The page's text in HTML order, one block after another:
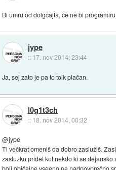
Bi umru od dolgcajta, ce ne bi
jype
:: 17. nov 2014, 23:44
Ja, sej zato je pa to tolk plačan.
l0g1t3ch
:: 18. nov 2014, 00:32
@jype
Ti večkrat omeniš da dobro zaslužiš.
zaslužku pridet kot nekdo ki se